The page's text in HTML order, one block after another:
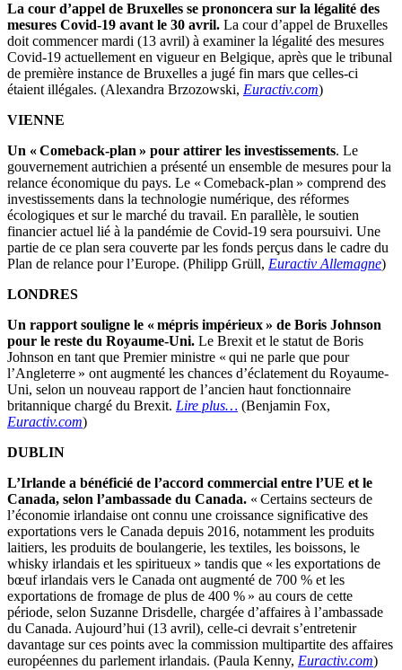
La cour d’appel de Bruxelles se prononcera sur la légalité des
mesures Covid-19 avant le 30 avril. La cour d’appel de Bruxelles
doit commencer mardi (13 avril) à examiner la légalité des mesures
Covid-19 actuellement en vigueur en Belgique, après que le tribunal
de première instance de Bruxelles a jugé fin mars que celles-ci
étaient illégales. (Alexandra Brzozowski, Euractiv.com)
VIENNE
Un « Comeback-plan » pour attirer les investissements. Le
gouvernement autrichien a présenté un ensemble de mesures pour la
relance économique du pays. Le « Comeback-plan » comprend des
investissements dans la technologie numérique, des réformes
écologiques et sur le marché du travail. En parallèle, le soutien
financier actuel lié à la pandémie de Covid-19 sera poursuivi. Une
partie de ce plan sera couverte par les fonds perçus dans le cadre du
Plan de relance pour l’Europe. (Philipp Grüll, Euractiv Allemagne)
LONDRES
Un rapport souligne le « mépris impérieux » de Boris Johnson
pour le reste du Royaume-Uni. Le Brexit et le statut de Boris
Johnson en tant que Premier ministre « qui ne parle que pour
l’Angleterre » ont augmenté les chances d’éclatement du Royaume-
Uni, selon un nouveau rapport de l’ancien haut fonctionnaire
britannique chargé du Brexit. Lire plus… (Benjamin Fox,
Euractiv.com)
DUBLIN
L’Irlande a bénéficié de l’accord commercial entre l’UE et le
Canada, selon l’ambassade du Canada. « Certains secteurs de
l’économie irlandaise ont connu une croissance significative des
exportations vers le Canada depuis 2016, notamment les produits
laitiers, les produits de boulangerie, les textiles, les boissons, le
whisky irlandais et les spiritueux » tandis que « les exportations de
bœuf irlandais vers le Canada ont augmenté de 700 % et les
exportations de fromage de plus de 400 % » au cours de cette
période, selon Suzanne Drisdelle, chargée d’affaires à l’ambassade
du Canada. Aujourd’hui (13 avril), celle-ci devrait s’entretenir
davantage sur ces points avec la commission multipartite des affaires
européennes du parlement irlandais. (Paula Kenny, Euractiv.com)